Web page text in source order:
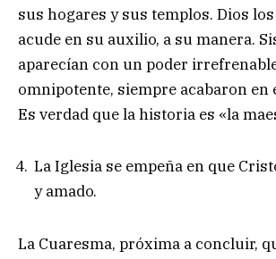
sus hogares y sus templos. Dios
acude en su auxilio, a su manera.
aparecían con un poder
omnipotente, siempre acabaron en
Es verdad que la historia es «la
La Iglesia se empeña en que
y amado.
La Cuaresma, próxima a concluir,